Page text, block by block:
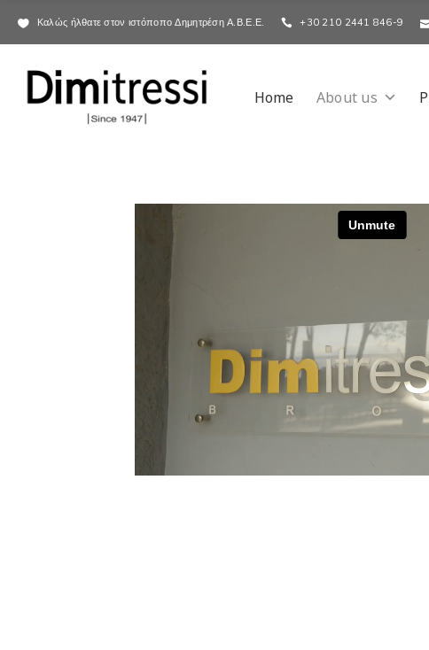
Καλώς ήλθατε στον ιστόποπο Δημητρέση Α.Β.Ε.Ε. +30 210 2441 846-9
Home About us